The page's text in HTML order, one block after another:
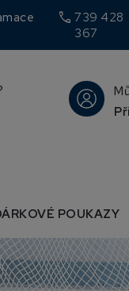
call 739 428
367
POUKAZY